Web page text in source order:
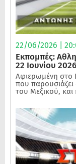
22/06/2026 |
Εκπομπές:
22 Ιουνίου 2026
Αφιερωμένη στο
που
του Μεξικού,